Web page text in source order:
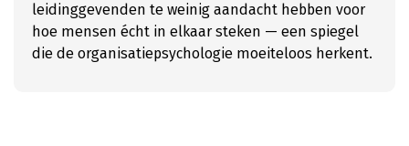
leidinggevenden te weinig aandacht hebben voor
hoe mensen écht in elkaar steken — een spiegel
die de organisatiepsychologie moeiteloos herkent.